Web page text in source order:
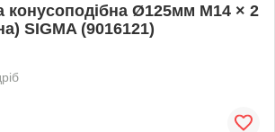
конусоподібна Ø125мм М14 × 2
SIGMA (9016121)